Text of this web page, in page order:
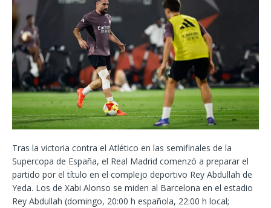
Tras la victoria contra el Atlético en las semifinales de la
Supercopa de España, el Real Madrid comenzó a preparar el
partido por el título en el complejo deportivo Rey Abdullah de
Yeda. Los de Xabi Alonso se miden al Barcelona en el estadio
Rey Abdullah (domingo, 20:00 h española, 22:00 h local;